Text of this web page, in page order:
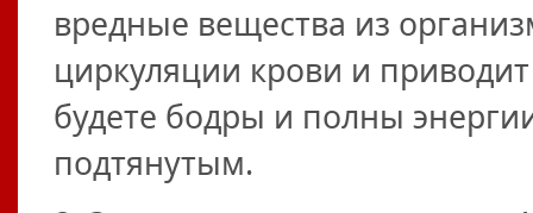
вредные вещества из
циркуляции крови и
будете бодры и полны
подтянутым.